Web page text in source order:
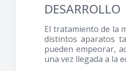
DESARROLLO
El tratamiento de la
distintos aparatos
pueden empeorar,
una vez llegada a la